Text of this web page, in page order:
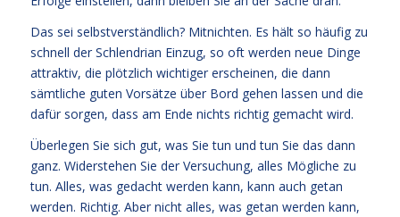
Das sei selbstverständlich? Mitnichten. Es hält so häufig zu
schnell der Schlendrian Einzug, so oft werden neue Dinge
attraktiv, die plötzlich wichtiger erscheinen, die dann
sämtliche guten Vorsätze über Bord gehen lassen und die
dafür sorgen, dass am Ende nichts richtig gemacht wird.
Überlegen Sie sich gut, was Sie tun und tun Sie das dann
ganz. Widerstehen Sie der Versuchung, alles Mögliche zu
tun. Alles, was gedacht werden kann, kann auch getan
werden. Richtig. Aber nicht alles, was getan werden kann,